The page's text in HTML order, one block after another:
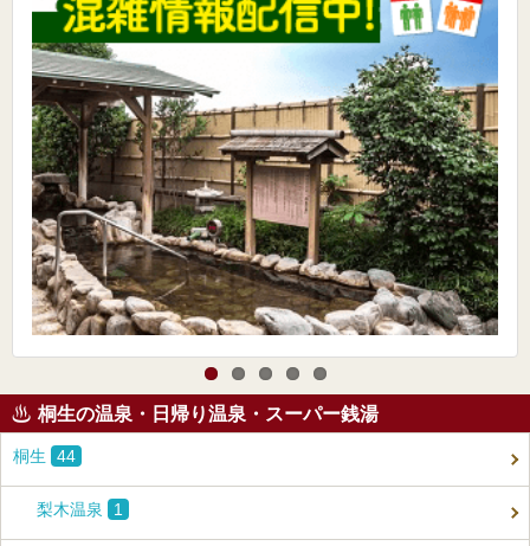
桐生の温泉・日帰り温泉・スーパー銭湯
桐生 44
梨木温泉 1